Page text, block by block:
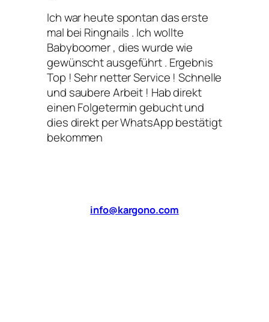
Ich war heute spontan das erste
mal bei Ringnails . Ich wollte
Babyboomer , dies wurde wie
gewünscht ausgeführt . Ergebnis
Top ! Sehr netter Service ! Schnelle
und saubere Arbeit ! Hab direkt
einen Folgetermin gebucht und
dies direkt per WhatsApp bestätigt
bekommen
info@kargono.com